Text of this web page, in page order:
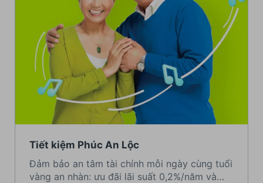
Tiết kiệm Phúc An Lộc
Đảm bảo an tâm tài chính mỗi ngày cùng tuổi
vàng an nhàn: ưu đãi lãi suất 0,2%/năm và